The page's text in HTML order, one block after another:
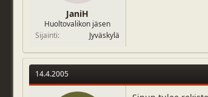
JaniH
Huoltovalikon jäsen
Sijainti
Jyväskylä
14.4.2005